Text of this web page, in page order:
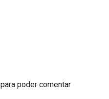
para poder comentar